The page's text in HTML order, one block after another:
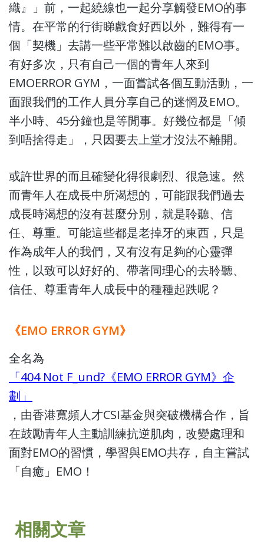
織』」前，一起繞線也一起分享觸發EMO的事
情。在平常的行街睇戲食好西以外，難得有一
個「契機」去講一些平常難以啟齒的EMO事。
有好多次，只有自己一個的青年人來到
EMOERROR GYM，一面嘗試各個互動活動，一
面跟我們的工作人員分享自己的迷惘及EMO。
半小時、45分鐘也是等閒事。好幾位都是「傾
到唔捨得走」，只因要去上堂才沒法不離開。
或許世界的而且確變化得很劇烈、很急速。然
而青年人在成長中所渴想的，可能跟我們過去
成長時渴想的沒有甚麼分別，就是聆聽、信
任、尊重。可能這些都是老掉牙的東西，只是
作為成年人的我們，又有沒有足夠的心靈彈
性，以致可以好好的、帶著同理心的去聆聽、
信任、尊重青年人成長中的種種起跌呢？
《EMO ERROR GYM》
全名為
「404 Not F_und?《EMO ERROR GYM》企
劃」
，由香港寬頻人才CSI基金與突破機構合作，旨
在鼓勵青年人主動訓練抗逆肌肉，改變處理和
面對EMO的習慣，學習與EMO共存，自主嘗試
「自癒」EMO！
相關文章